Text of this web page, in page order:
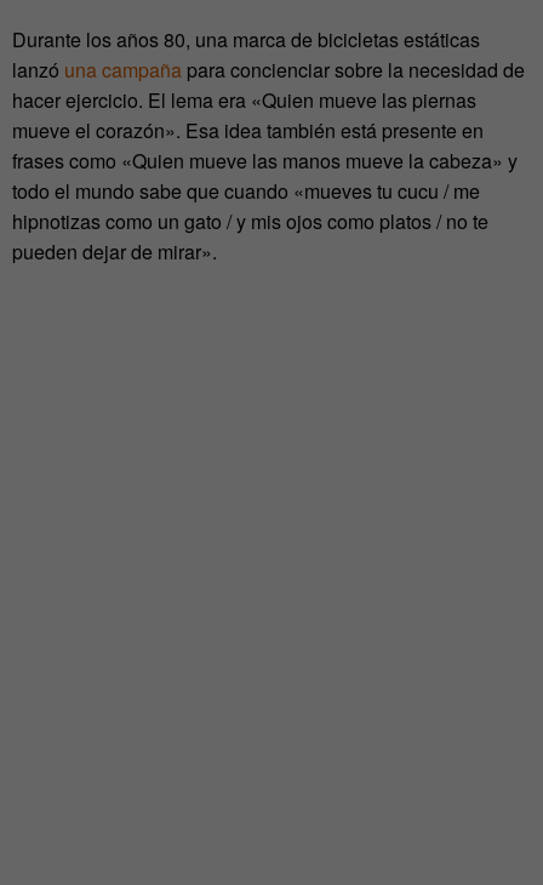
Durante los años 80, una marca de bicicletas estáticas
lanzó una campaña para concienciar sobre la necesidad de
hacer ejercicio. El lema era «Quien mueve las piernas
mueve el corazón». Esa idea también está presente en
frases como «Quien mueve las manos mueve la cabeza» y
todo el mundo sabe que cuando «mueves tu cucu / me
hipnotizas como un gato / y mis ojos como platos / no te
pueden dejar de mirar».